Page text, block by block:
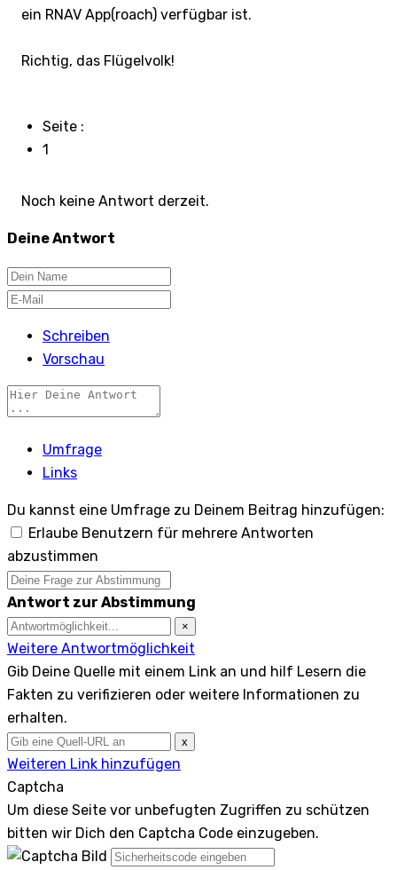
ein RNAV App(roach) verfügbar ist.
Richtig, das Flügelvolk!
Seite :
1
Noch keine Antwort derzeit.
Deine Antwort
Schreiben
Vorschau
Umfrage
Links
Du kannst eine Umfrage zu Deinem Beitrag hinzufügen:
Erlaube Benutzern für mehrere Antworten
abzustimmen
Antwort zur Abstimmung
×
Weitere Antwortmöglichkeit
Gib Deine Quelle mit einem Link an und hilf Lesern die
Fakten zu verifizieren oder weitere Informationen zu
erhalten.
x
Weiteren Link hinzufügen
Captcha
Um diese Seite vor unbefugten Zugriffen zu schützen
bitten wir Dich den Captcha Code einzugeben.